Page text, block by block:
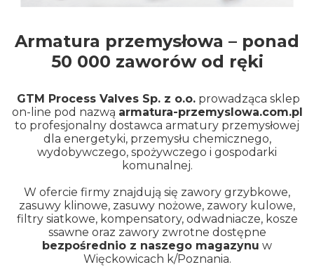
Armatura przemysłowa – ponad
50 000 zaworów od ręki
GTM Process Valves Sp. z o.o. prowadząca sklep
on-line pod nazwą armatura-przemyslowa.com.pl
to profesjonalny dostawca armatury przemysłowej
dla energetyki, przemysłu chemicznego,
wydobywczego, spożywczego i gospodarki
komunalnej.
W ofercie firmy znajdują się zawory grzybkowe,
zasuwy klinowe, zasuwy nożowe, zawory kulowe,
filtry siatkowe, kompensatory, odwadniacze, kosze
ssawne oraz zawory zwrotne dostępne
bezpośrednio z naszego magazynu w
Więckowicach k/Poznania.